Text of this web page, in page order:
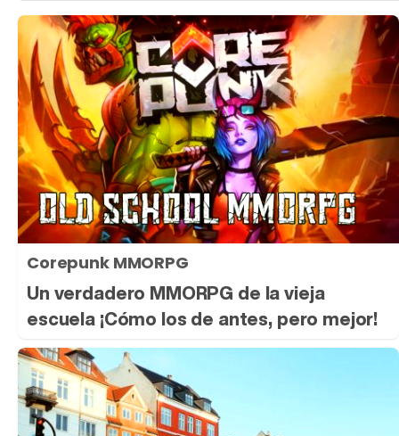
Corepunk MMORPG
Un verdadero MMORPG de la vieja
escuela ¡Cómo los de antes, pero mejor!